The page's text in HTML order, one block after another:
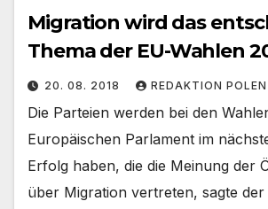
Migration wird das
Thema der EU-Wahlen
20. 08. 2018 REDAKTION
Die Parteien werden bei den
Europäischen Parlament im
Erfolg haben, die die Meinung der
über Migration vertreten, sagte der